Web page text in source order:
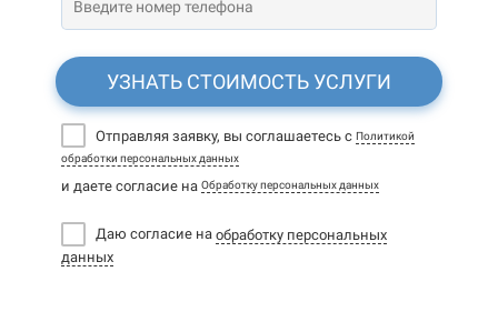
УЗНАТЬ СТОИМОСТЬ УСЛУГИ
Отправляя заявку, вы соглашаетесь с Политикой
обработки персональных данных
и даете согласие на Обработку персональных данных
Даю согласие на обработку персональных
данных